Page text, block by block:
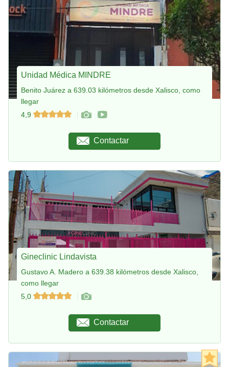
Unidad Médica MINDRE
Benito Juárez a 639.03 kilómetros desde Xalisco, como
llegar
4,9
Contactar
Gineclinic Lindavista
Gustavo A. Madero a 639.38 kilómetros desde Xalisco,
como llegar
5,0
Contactar